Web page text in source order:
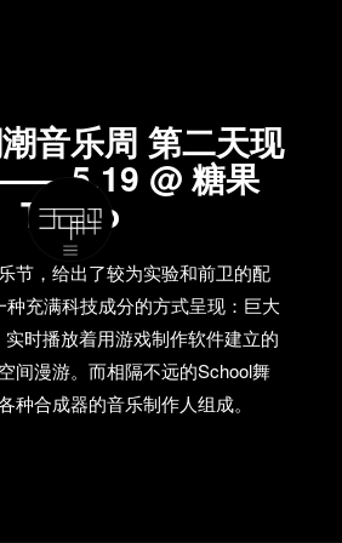
音乐周 第二天现
5.19 @ 糖果
Tango
节，给出了较为实验和前卫的配
充满科技成分的方式呈现：巨大
时播放着用游戏制作软件建立的
间漫游。而相隔不远的School舞
种合成器的音乐制作人组成。